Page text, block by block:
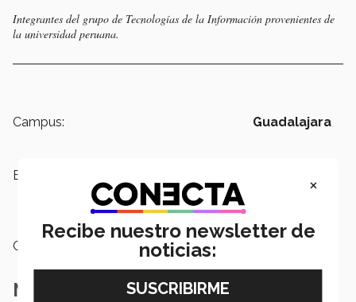
Integrantes del grupo de Tecnologías de la Información provenientes de
la universidad peruana.
Campus: Guadalajara
Etiquetas:
Tecnologías de la Información,
Categoría:
Notas Relacionadas
×
Recibe nuestro newsletter de
noticias: